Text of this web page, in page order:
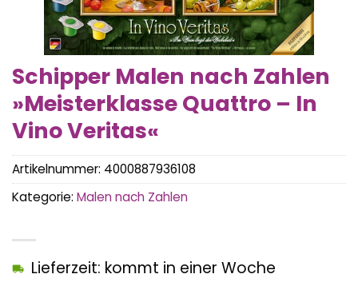
Schipper Malen nach Zahlen
»Meisterklasse Quattro – In
Vino Veritas«
Lieferzeit: kommt in einer Woche
Artikelnummer: 4000887936108
Kategorie: Malen nach Zahlen